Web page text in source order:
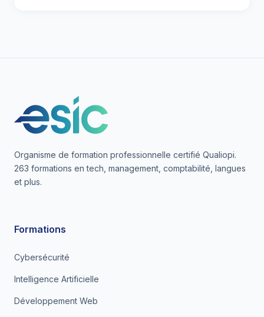
Organisme de formation professionnelle certifié Qualiopi.
263 formations en tech, management, comptabilité, langues
et plus.
Formations
Cybersécurité
Intelligence Artificielle
Développement Web